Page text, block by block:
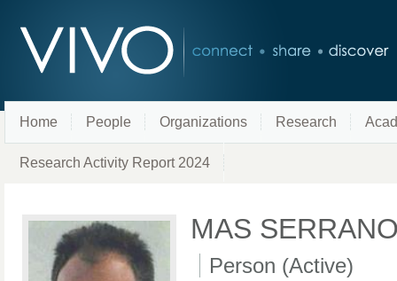
Home People Organizations Research
Research Activity Report 2024
MAS
Person (Active)